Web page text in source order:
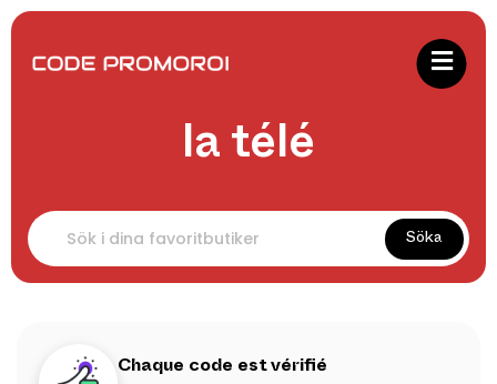
la télé
Söka
Chaque code est vérifié